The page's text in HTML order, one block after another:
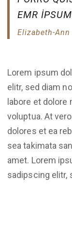
EMR
Elizabeth-
Lorem ipsum
elitr, sed diam
labore et dolore
voluptua. At
dolores et ea
sea takimata
amet. Lorem
sadipscing elitr,